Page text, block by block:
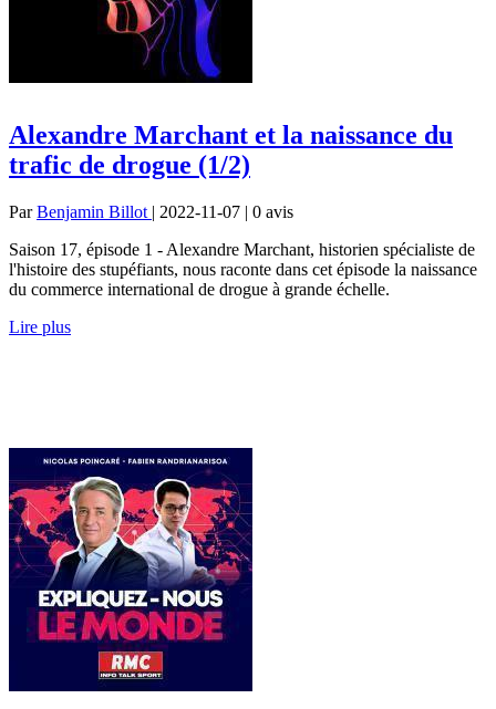
Alexandre Marchant et la naissance du
trafic de drogue (1/2)
ParBenjamin Billot | 2022-11-07 | 0 avis
Saison 17, épisode 1 - Alexandre Marchant, historien spécialiste de
l'histoire des stupéfiants, nous raconte dans cet épisode la naissance
du commerce international de drogue à grande échelle.
Lire plus